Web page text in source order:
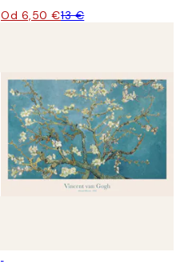
Od 6,50 €13 €